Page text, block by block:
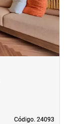
Código. 24093
Código. 24093